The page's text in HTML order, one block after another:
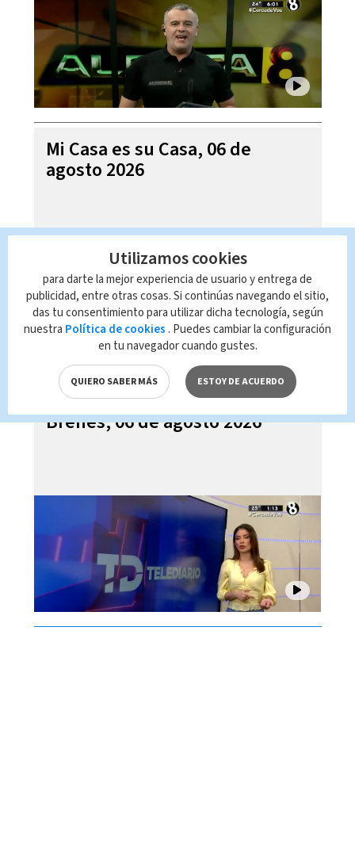
Mi Casa es su Casa, 06 de
agosto 2026
Telediario En Directo con Paula
Brenes, 06 de agosto 2026
Utilizamos cookies
para darte la mejor experiencia de usuario y entrega de
publicidad, entre otras cosas. Si continúas navegando el sitio,
das tu consentimiento para utilizar dicha tecnología, según
nuestra Política de cookies . Puedes cambiar la configuración
en tu navegador cuando gustes.
QUIERO SABER MÁS ESTOY DE ACUERDO